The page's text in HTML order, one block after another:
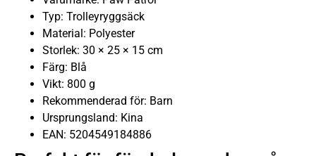
Typ: Trolleyryggsäck
Material: Polyester
Storlek: 30 × 25 × 15 cm
Färg: Blå
Vikt: 800 g
Rekommenderad för: Barn
Ursprungsland: Kina
EAN: 5204549184886